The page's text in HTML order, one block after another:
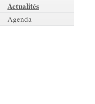
Actualités
Agenda